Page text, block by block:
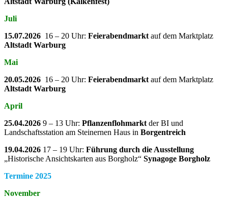
Juli
15.07.2026 16 – 20 Uhr: Feierabendmarkt auf dem Marktplatz
Altstadt Warburg
Mai
20.05.2026 16 – 20 Uhr: Feierabendmarkt auf dem Marktplatz
Altstadt Warburg
April
25.04.2026 9 – 13 Uhr: Pflanzenflohmarkt der BI und
Landschaftsstation am Steinernen Haus in Borgentreich
19.04.2026 17 – 19 Uhr: Führung durch die Ausstellung
„Historische Ansichtskarten aus Borgholz“ Synagoge Borgholz
Termine 2025
November